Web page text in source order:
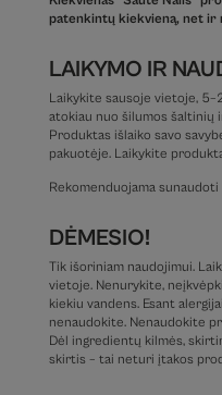
patenkintų kiekvieną, net ir
LAIKYMO IR
Laikykite sausoje vietoje,
atokiau nuo šilumos šaltinių
Produktas išlaiko savo
pakuotėje. Laikykite
Rekomenduojama
DĖMESIO!
Tik išoriniam naudojimui.
vietoje. Nenurykite,
kiekiu vandens. Esant
nenaudokite. Nenaudokite
Dėl ingredientų kilmės,
skirtis – tai neturi įtakos